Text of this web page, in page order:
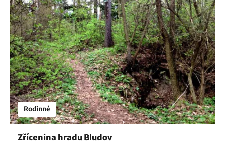
Rodinné
Zřícenina hradu Bludov